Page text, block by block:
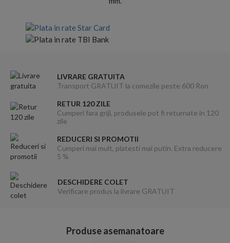
LIVRARE GRATUITA
Transport GRATUIT la comezile peste 600 Ron
RETUR 120 ZILE
Cumperi fara griji, produsele pot fi returnate in 120
zile
REDUCERI SI PROMOTII
Cumperi mai mult, platesti mai putin. Extra reducere
5 %
DESCHIDERE COLET
Verificare produs la livrare GRATUIT
Produse asemanatoare